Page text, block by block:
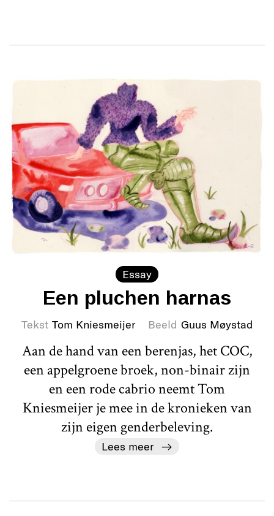
Essay
Een pluchen harnas
Tekst Tom Kniesmeijer Beeld Guus Møystad
Aan de hand van een berenjas, het COC,
een appelgroene broek, non-binair zijn
en een rode cabrio neemt Tom
Kniesmeijer je mee in de kronieken van
zijn eigen genderbeleving.
Lees meer